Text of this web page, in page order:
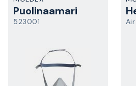
Puolinaamari
523001